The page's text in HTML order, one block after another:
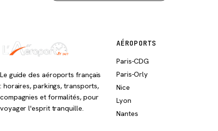
Le guide des aéroports français
: horaires, parkings, transports,
compagnies et formalités, pour
voyager l'esprit tranquille.
AÉROPORTS
Paris-CDG
Paris-Orly
Nice
Lyon
Nantes